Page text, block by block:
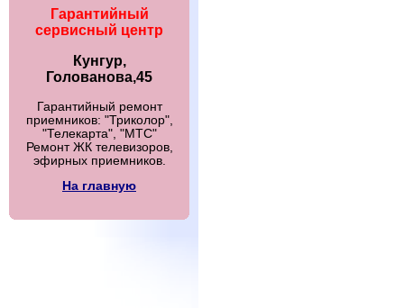
Гарантийный
сервисный центр
Кунгур,
Голованова,45
Гарантийный ремонт
приемников: "Триколор",
"Телекарта", "МТС"
Ремонт ЖК телевизоров,
эфирных приемников.
На главную